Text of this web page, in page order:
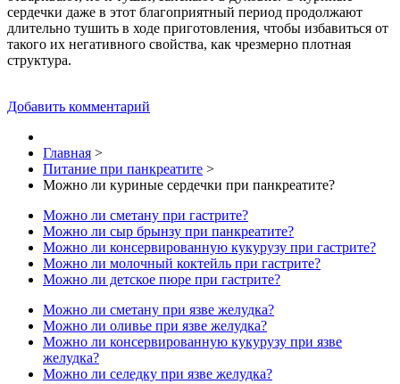
сердечки даже в этот благоприятный период продолжают
длительно тушить в ходе приготовления, чтобы избавиться от
такого их негативного свойства, как чрезмерно плотная
структура.
Добавить комментарий
Главная >
Питание при панкреатите >
Можно ли куриные сердечки при панкреатите?
Можно ли сметану при гастрите?
Можно ли сыр брынзу при панкреатите?
Можно ли консервированную кукурузу при гастрите?
Можно ли молочный коктейль при гастрите?
Можно ли детское пюре при гастрите?
Можно ли сметану при язве желудка?
Можно ли оливье при язве желудка?
Можно ли консервированную кукурузу при язве
желудка?
Можно ли селедку при язве желудка?